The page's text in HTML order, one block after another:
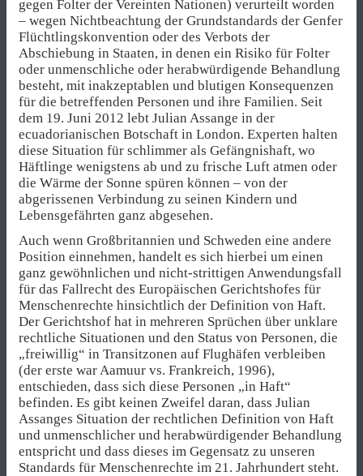
gegen Folter der Vereinten Nationen) verurteilt worden
– wegen Nichtbeachtung der Grundstandards der Genfer
Flüchtlingskonvention oder des Verbots der
Abschiebung in Staaten, in denen ein Risiko für Folter
oder unmenschliche oder herabwürdigende Behandlung
besteht, mit inakzeptablen und blutigen Konsequenzen
für die betreffenden Personen und ihre Familien. Seit
dem 19. Juni 2012 lebt Julian Assange in der
ecuadorianischen Botschaft in London. Experten halten
diese Situation für schlimmer als Gefängnishaft, wo
Häftlinge wenigstens ab und zu frische Luft atmen oder
die Wärme der Sonne spüren können – von der
abgerissenen Verbindung zu seinen Kindern und
Lebensgefährten ganz abgesehen.
Auch wenn Großbritannien und Schweden eine andere
Position einnehmen, handelt es sich hierbei um einen
ganz gewöhnlichen und nicht-strittigen Anwendungsfall
für das Fallrecht des Europäischen Gerichtshofes für
Menschenrechte hinsichtlich der Definition von Haft.
Der Gerichtshof hat in mehreren Sprüchen über unklare
rechtliche Situationen und den Status von Personen, die
„freiwillig“ in Transitzonen auf Flughäfen verbleiben
(der erste war Aamuur vs. Frankreich, 1996),
entschieden, dass sich diese Personen „in Haft“
befinden. Es gibt keinen Zweifel daran, dass Julian
Assanges Situation der rechtlichen Definition von Haft
und unmenschlicher und herabwürdigender Behandlung
entspricht und dass dieses im Gegensatz zu unseren
Standards für Menschenrechte im 21. Jahrhundert steht.